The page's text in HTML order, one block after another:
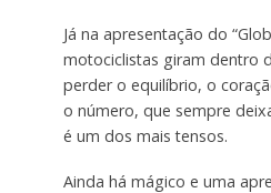
Já na apresentação do
motociclistas giram dentro
perder o equilíbrio, o
o número, que sempre
é um dos mais tensos.
Ainda há mágico e uma